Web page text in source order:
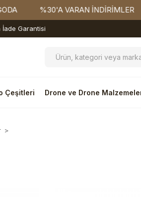
%30'A VARAN İNDİRİMLER
İade Garantisi
Çeşitleri Drone ve Drone